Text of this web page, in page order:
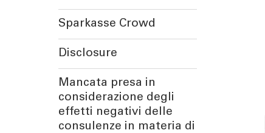
Sparkasse Crowd
Disclosure
Mancata presa in
considerazione degli
effetti negativi delle
consulenze in materia di